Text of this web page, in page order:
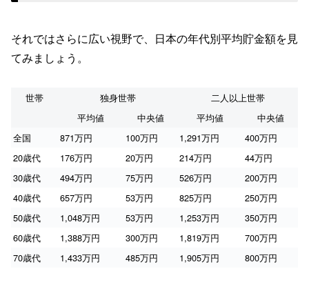
それではさらに広い視野で、日本の年代別平均貯金額を見
てみましょう。
世帯 独身世帯
二人以上世帯
平均値
中央値 平均値
中央値
全国
871万円 100万円 1,291万円
400万円
20歳代
176万円 20万円 214万円
44万円
30歳代
494万円 75万円 526万円
200万円
40歳代
657万円 53万円 825万円
250万円
50歳代
1,048万円 53万円 1,253万円
350万円
60歳代
1,388万円 300万円 1,819万円
700万円
70歳代
1,433万円 485万円 1,905万円 800万円